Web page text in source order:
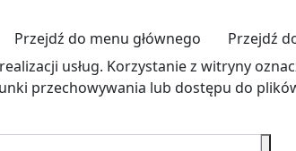
Przejdź do menu głównego
Przejdź
usług. Korzystanie z witryny
przechowywania lub dostępu do